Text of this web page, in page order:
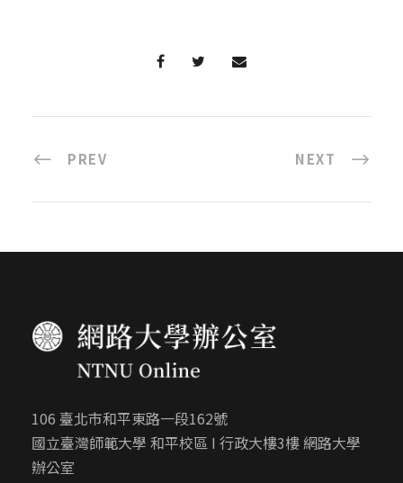
PREV NEXT
106 臺北市和平東路一段162號
國立臺灣師範大學 和平校區 I 行政大樓3樓 網路大學
辦公室